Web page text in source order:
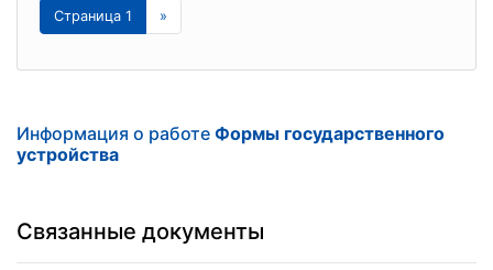
Страница 1 »
Информация о работе Формы государственного
устройства
Связанные документы